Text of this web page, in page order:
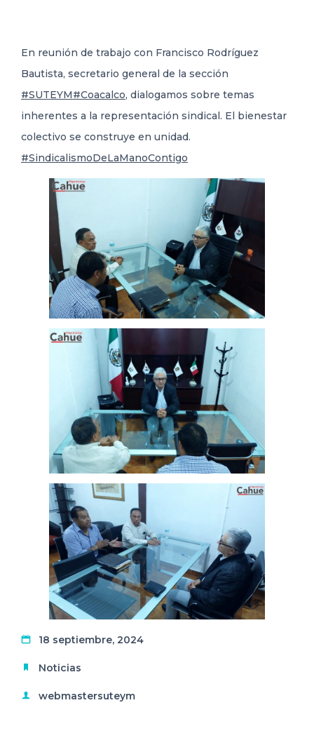
En reunión de trabajo con Francisco Rodríguez
Bautista, secretario general de la sección
#SUTEYM#Coacalco, dialogamos sobre temas
inherentes a la representación sindical. El bienestar
colectivo se construye en unidad.
#SindicalismoDeLaManoContigo
18 septiembre, 2024
Noticias
webmastersuteym